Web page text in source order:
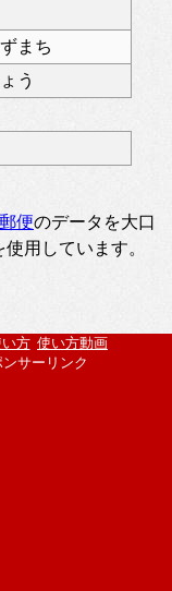
まち
う
便のデータを大口
用しています。
方 使い方動画
ンサーリンク